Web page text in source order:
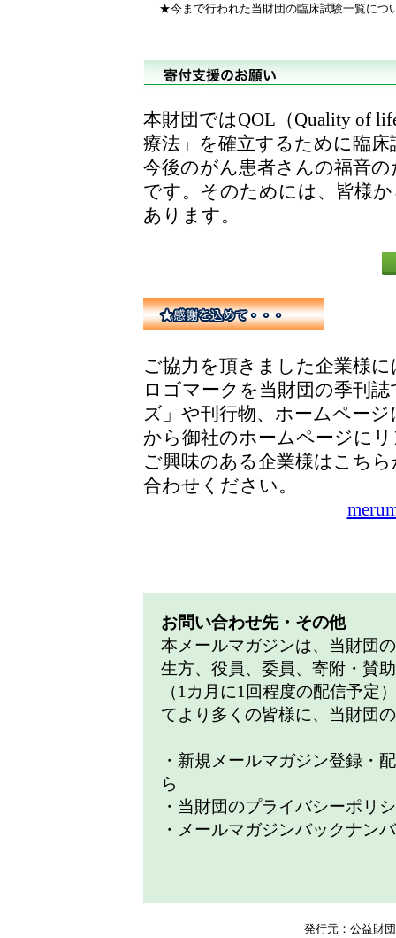
★今まで行われた当財団の臨床試験一覧につ
本財団ではQOL（Quality of
療法」を確立するために臨
今後のがん患者さんの福音
です。そのためには、皆様
あります。
ご協力を頂きました企業様
ロゴマークを当財団の季刊
ズ」や刊行物、ホームペー
から御社のホームページに
ご興味のある企業様はこち
合わせくださ
お問い合わせ先・その他
本メールマガジンは、当財団
生方、役員、委員、寄附・賛
（1カ月に1回程度の配信予定
てより多くの皆様に、当財団
・新規メールマガジン登録・
ら
・当財団のプライバシーポリ
・メールマガジンバックナン
発行元：公益財